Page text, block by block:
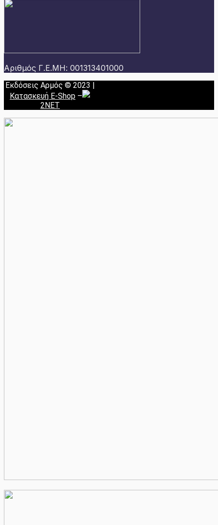
Αριθμός Γ.Ε.ΜΗ: 001313401000
Εκδόσεις Αρμός © 2023 |
Κατασκευή E-Shop –
2NET